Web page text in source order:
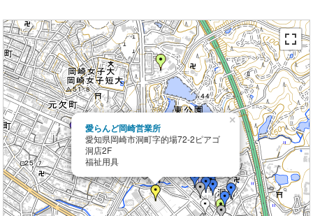
愛らんど岡崎営業所
愛知県岡崎市洞町字的場72-2ピアゴ
洞店2F
福祉用具
×